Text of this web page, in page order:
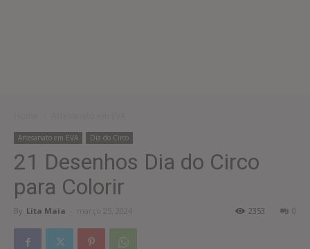
Artesanato em EVA Dia do Circo
21 Desenhos Dia do Circo
para Colorir
By Lita Maia - março 25, 2024 0
2353